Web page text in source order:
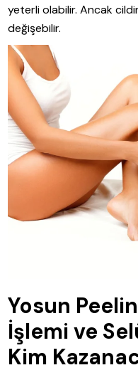
yeterli olabilir. Ancak
değişebilir.
Yosun
İşlemi ve
Kim